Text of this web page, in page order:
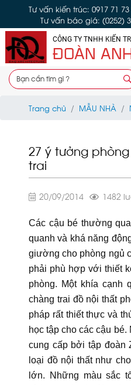
Tư vấn kiến trúc: 0917 71 73
Tư vấn báo giá: (0252) 3
CÔNG TY TNHH KIẾN
ĐOÀN
Trang chủ MẪU NHÀ
27 ý tưởng
trai
20/09/2014 1482
Các cậu bé thường
quanh và khá năng
giường cho phòng ngủ
phải phù hợp với thiết
phòng. Một khía cạnh
chàng trai đồ nội thất
pháp rất thiết thực và
học tập cho các cậu
cung cấp bởi tập đoàn
loại đồ nội thất như
lớn. Những màu sắc